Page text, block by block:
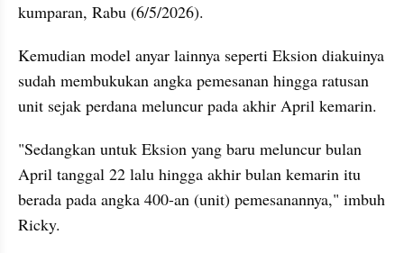
kumparan, Rabu (6/5/2026).
Kemudian model anyar lainnya seperti Eksion diakuinya
sudah membukukan angka pemesanan hingga ratusan
unit sejak perdana meluncur pada akhir April kemarin.
"Sedangkan untuk Eksion yang baru meluncur bulan
April tanggal 22 lalu hingga akhir bulan kemarin itu
berada pada angka 400-an (unit) pemesanannya," imbuh
Ricky.